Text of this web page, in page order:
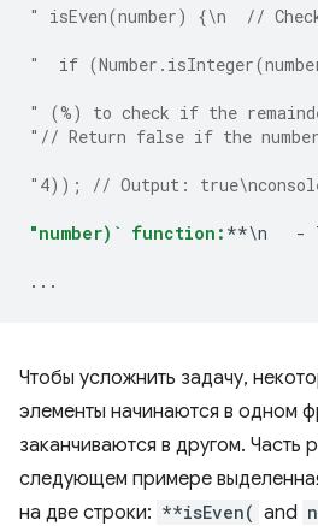
" isEven(number) {\n  //
"  if
" (%) to check if the
"// Return false if the
"4)); // Output:
"number)` function: **\n   -
...
Чтобы усложнить задачу,
элементы начинаются в одном
заканчиваются в другом. Часть
следующем примере
на две строки: **isEven( and